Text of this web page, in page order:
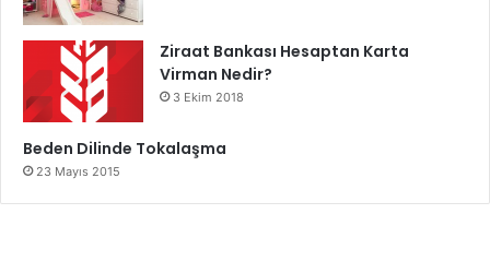
Ziraat Bankası Hesaptan Karta
Virman Nedir?
3 Ekim 2018
Beden Dilinde Tokalaşma
23 Mayıs 2015